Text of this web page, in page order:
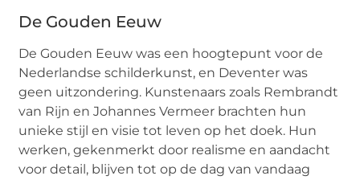
De Gouden Eeuw
De Gouden Eeuw was een hoogtepunt voor de
Nederlandse schilderkunst, en Deventer was
geen uitzondering. Kunstenaars zoals Rembrandt
van Rijn en Johannes Vermeer brachten hun
unieke stijl en visie tot leven op het doek. Hun
werken, gekenmerkt door realisme en aandacht
voor detail, blijven tot op de dag van vandaag